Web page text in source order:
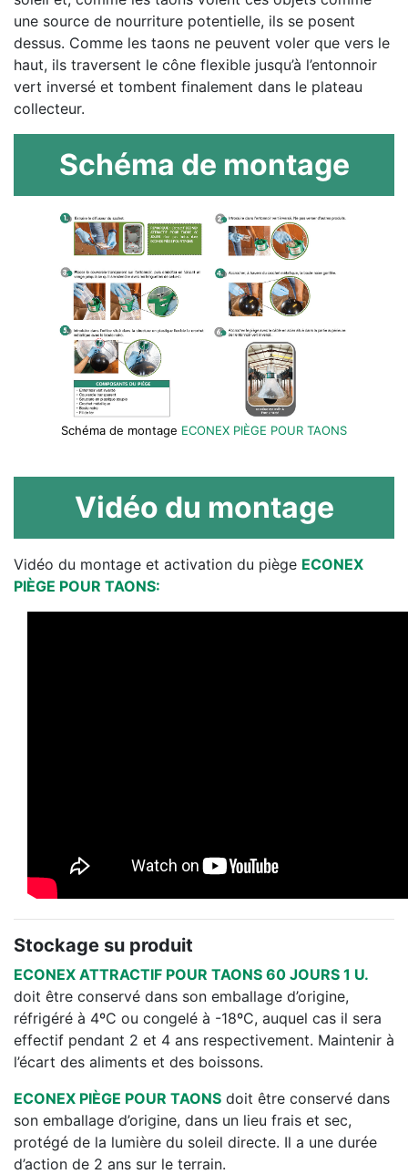
une source de nourriture potentielle, ils se posent
dessus. Comme les taons ne peuvent voler que vers le
haut, ils traversent le cône flexible jusqu’à l’entonnoir
vert inversé et tombent finalement dans le plateau
collecteur.
Schéma de montage
Schéma de montage ECONEX PIÈGE POUR TAONS
Vidéo du montage
Vidéo du montage et activation du piège ECONEX
PIÈGE POUR TAONS:
Stockage su produit
ECONEX ATTRACTIF POUR TAONS 60 JOURS 1 U.
doit être conservé dans son emballage d’origine,
réfrigéré à 4ºC ou congelé à -18ºC, auquel cas il sera
effectif pendant 2 et 4 ans respectivement. Maintenir à
l’écart des aliments et des boissons.
ECONEX PIÈGE POUR TAONS doit être conservé dans
son emballage d’origine, dans un lieu frais et sec,
protégé de la lumière du soleil directe. Il a une durée
d’action de 2 ans sur le terrain.